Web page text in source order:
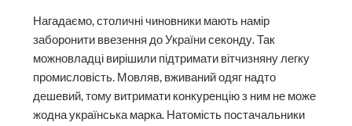
Нагадаємо, столичні чиновники мають намір
заборонити ввезення до України секонду. Так
можновладці вирішили підтримати вітчизняну легку
промисловість. Мовляв, вживаний одяг надто
дешевий, тому витримати конкуренцію з ним не може
жодна українська марка. Натомість постачальники